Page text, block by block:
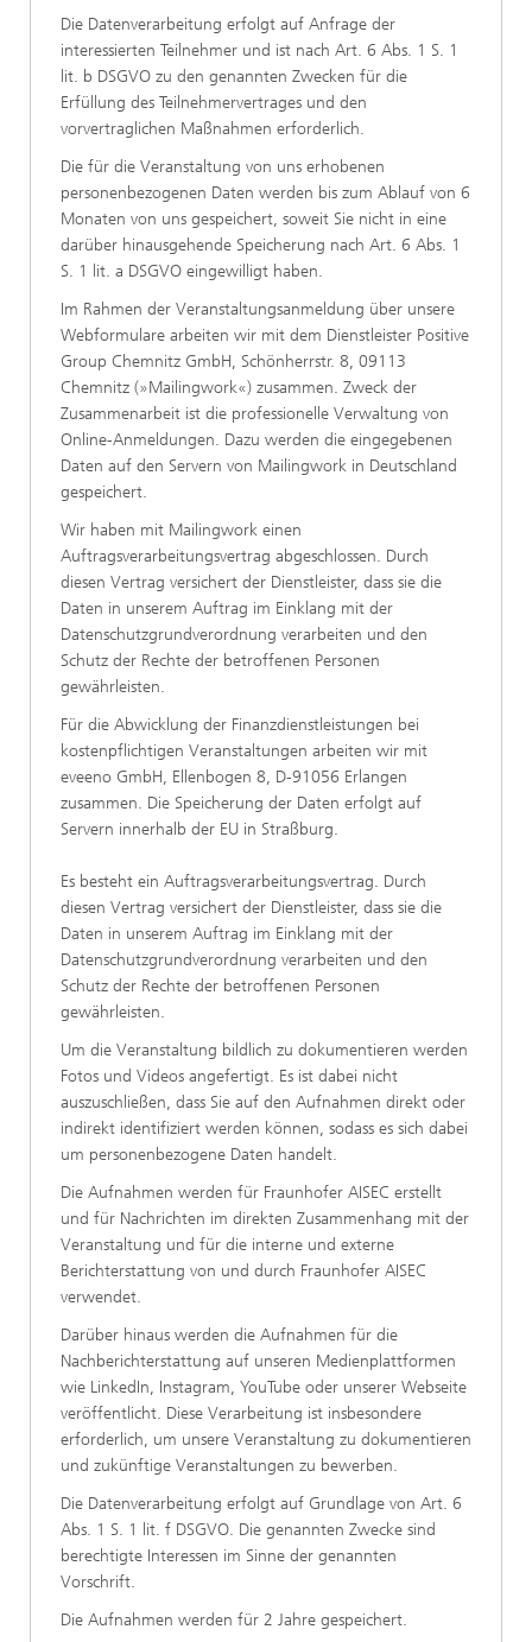
Die Datenverarbeitung erfolgt auf Anfrage der
interessierten Teilnehmer und ist nach Art. 6 Abs. 1 S. 1
lit. b DSGVO zu den genannten Zwecken für die
Erfüllung des Teilnehmervertrages und den
vorvertraglichen Maßnahmen erforderlich.
Die für die Veranstaltung von uns erhobenen
personenbezogenen Daten werden bis zum Ablauf von 6
Monaten von uns gespeichert, soweit Sie nicht in eine
darüber hinausgehende Speicherung nach Art. 6 Abs. 1
S. 1 lit. a DSGVO eingewilligt haben.
Im Rahmen der Veranstaltungsanmeldung über unsere
Webformulare arbeiten wir mit dem Dienstleister Positive
Group Chemnitz GmbH, Schönherrstr. 8, 09113
Chemnitz (»Mailingwork«) zusammen. Zweck der
Zusammenarbeit ist die professionelle Verwaltung von
Online-Anmeldungen. Dazu werden die eingegebenen
Daten auf den Servern von Mailingwork in Deutschland
gespeichert.
Wir haben mit Mailingwork einen
Auftragsverarbeitungsvertrag abgeschlossen. Durch
diesen Vertrag versichert der Dienstleister, dass sie die
Daten in unserem Auftrag im Einklang mit der
Datenschutzgrundverordnung verarbeiten und den
Schutz der Rechte der betroffenen Personen
gewährleisten.
Für die Abwicklung der Finanzdienstleistungen bei
kostenpflichtigen Veranstaltungen arbeiten wir mit
eveeno GmbH, Ellenbogen 8, D-91056 Erlangen
zusammen. Die Speicherung der Daten erfolgt auf
Servern innerhalb der EU in Straßburg.
Es besteht ein Auftragsverarbeitungsvertrag. Durch
diesen Vertrag versichert der Dienstleister, dass sie die
Daten in unserem Auftrag im Einklang mit der
Datenschutzgrundverordnung verarbeiten und den
Schutz der Rechte der betroffenen Personen
gewährleisten.
Um die Veranstaltung bildlich zu dokumentieren werden
Fotos und Videos angefertigt. Es ist dabei nicht
auszuschließen, dass Sie auf den Aufnahmen direkt oder
indirekt identifiziert werden können, sodass es sich dabei
um personenbezogene Daten handelt.
Die Aufnahmen werden für Fraunhofer AISEC erstellt
und für Nachrichten im direkten Zusammenhang mit der
Veranstaltung und für die interne und externe
Berichterstattung von und durch Fraunhofer AISEC
verwendet.
Darüber hinaus werden die Aufnahmen für die
Nachberichterstattung auf unseren Medienplattformen
wie LinkedIn, Instagram, YouTube oder unserer Webseite
veröffentlicht. Diese Verarbeitung ist insbesondere
erforderlich, um unsere Veranstaltung zu dokumentieren
und zukünftige Veranstaltungen zu bewerben.
Die Datenverarbeitung erfolgt auf Grundlage von Art. 6
Abs. 1 S. 1 lit. f DSGVO. Die genannten Zwecke sind
berechtigte Interessen im Sinne der genannten
Vorschrift.
Die Aufnahmen werden für 2 Jahre gespeichert.